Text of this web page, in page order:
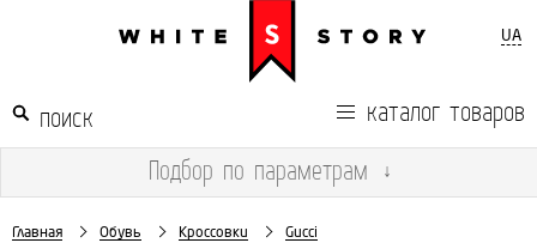
UA
каталог товаров
Подбор по параметрам ↓
Главная Обувь Кроссовки Gucci